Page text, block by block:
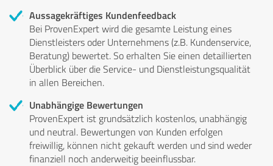
Aussagekräftiges Kundenfeedback
Bei ProvenExpert wird die gesamte Leistung eines
Dienstleisters oder Unternehmens (z.B. Kundenservice,
Beratung) bewertet. So erhalten Sie einen detaillierten
Überblick über die Service- und Dienstleistungsqualität
in allen Bereichen.
Unabhängige Bewertungen
ProvenExpert ist grundsätzlich kostenlos, unabhängig
und neutral. Bewertungen von Kunden erfolgen
freiwillig, können nicht gekauft werden und sind weder
finanziell noch anderweitig beeinflussbar.